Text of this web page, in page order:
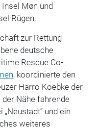
Insel Møn und
Rügen.
zur Rettung
deutsche
Rescue Co-
, koordinierte den
Harro Koebke der
der Nähe fahrende
und ein
weiteres